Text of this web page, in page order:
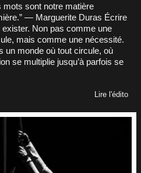
mots sont notre matière
— Marguerite Duras Écrire
exister. Non pas comme une
mais comme une nécessité.
un monde où tout circule, où
se multiplie jusqu’à parfois se
Lire l'édito